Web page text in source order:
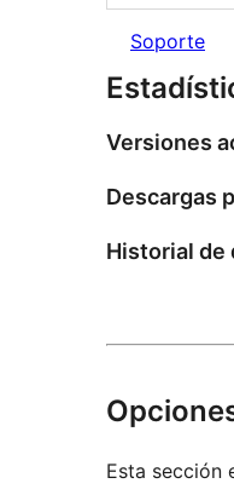
Soporte
Versiones
Descargas
Historial de
Esta sección